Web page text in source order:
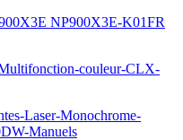
NP900X3E-K01FR
couleur-CLX-
Laser-Monochrome-
Manuels